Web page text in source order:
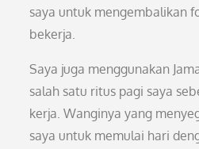
saya untuk mengembalikan
bekerja.
Saya juga menggunakan
salah satu ritus pagi saya
kerja. Wanginya yang
saya untuk memulai hari